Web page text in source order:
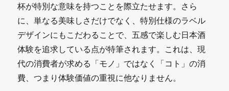
杯が特別な意味を持つことを際立たせます。さら
に、単なる美味しさだけでなく、特別仕様のラベル
デザインにもこだわることで、五感で楽しむ日本酒
体験を追求している点が特筆されます。これは、現
代の消費者が求める「モノ」ではなく「コト」の消
費、つまり体験価値の重視に他なりません。